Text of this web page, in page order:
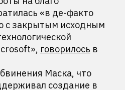
«в де-факто
с закрытым исходным
говорилось в
Маска, что
создание в